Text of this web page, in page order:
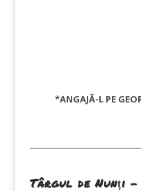
*ANGAJĂ-L PE
Târgul de Nunți